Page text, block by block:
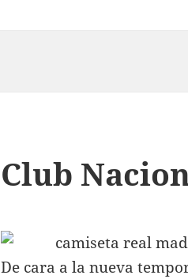
Club
De cara a la nueva